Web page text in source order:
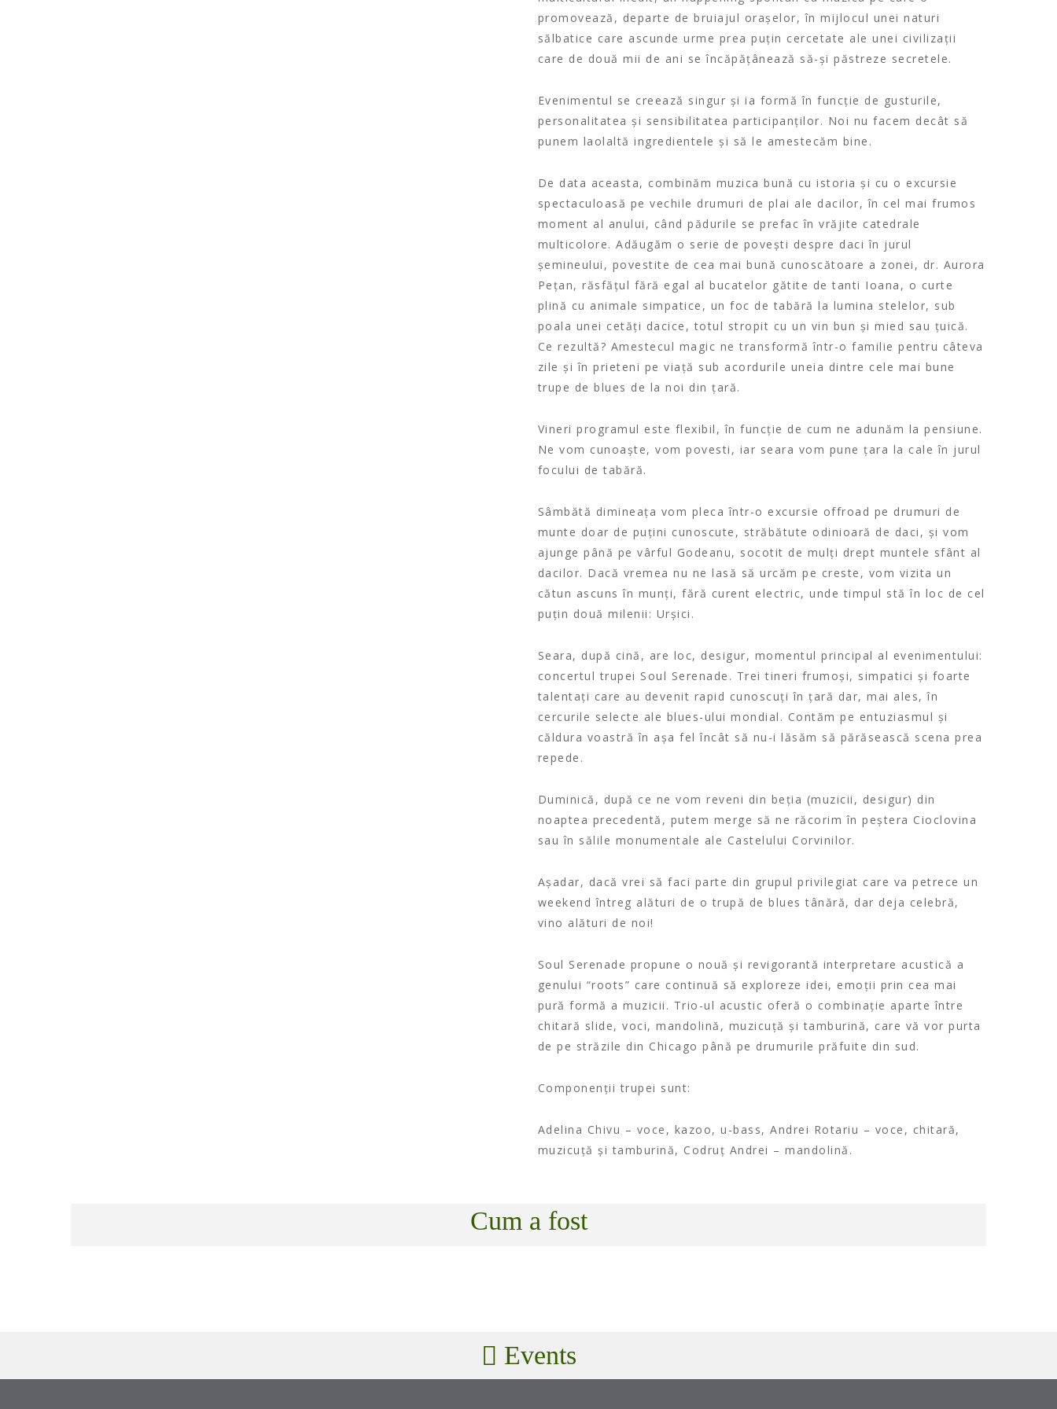
promovează, departe de bruiajul orașelor, în mijlocul unei naturi
sălbatice care ascunde urme prea puțin cercetate ale unei civilizații
care de două mii de ani se încăpățânează să-și păstreze secretele.
Evenimentul se creează singur și ia formă în funcție de gusturile,
personalitatea și sensibilitatea participanților. Noi nu facem decât să
punem laolaltă ingredientele și să le amestecăm bine.
De data aceasta, combinăm muzica bună cu istoria și cu o excursie
spectaculoasă pe vechile drumuri de plai ale dacilor, în cel mai frumos
moment al anului, când pădurile se prefac în vrăjite catedrale
multicolore. Adăugăm o serie de povești despre daci în jurul
șemineului, povestite de cea mai bună cunoscătoare a zonei, dr. Aurora
Pețan, răsfățul fără egal al bucatelor gătite de tanti Ioana, o curte
plină cu animale simpatice, un foc de tabără la lumina stelelor, sub
poala unei cetăți dacice, totul stropit cu un vin bun și mied sau țuică.
Ce rezultă? Amestecul magic ne transformă într-o familie pentru câteva
zile și în prieteni pe viață sub acordurile uneia dintre cele mai bune
trupe de blues de la noi din țară.
Vineri programul este flexibil, în funcție de cum ne adunăm la pensiune.
Ne vom cunoaște, vom povesti, iar seara vom pune țara la cale în jurul
focului de tabără.
Sâmbătă dimineața vom pleca într-o excursie offroad pe drumuri de
munte doar de puțini cunoscute, străbătute odinioară de daci, și vom
ajunge până pe vârful Godeanu, socotit de mulți drept muntele sfânt al
dacilor. Dacă vremea nu ne lasă să urcăm pe creste, vom vizita un
cătun ascuns în munți, fără curent electric, unde timpul stă în loc de cel
puțin două milenii: Urșici.
Seara, după cină, are loc, desigur, momentul principal al evenimentului:
concertul trupei Soul Serenade. Trei tineri frumoși, simpatici și foarte
talentați care au devenit rapid cunoscuți în țară dar, mai ales, în
cercurile selecte ale blues-ului mondial. Contăm pe entuziasmul și
căldura voastră în așa fel încât să nu-i lăsăm să părăsească scena prea
repede.
Duminică, după ce ne vom reveni din beția (muzicii, desigur) din
noaptea precedentă, putem merge să ne răcorim în peștera Cioclovina
sau în sălile monumentale ale Castelului Corvinilor.
Așadar, dacă vrei să faci parte din grupul privilegiat care va petrece un
weekend întreg alături de o trupă de blues tânără, dar deja celebră,
vino alături de noi!
Soul Serenade propune o nouă și revigorantă interpretare acustică a
genului “roots” care continuă să exploreze idei, emoții prin cea mai
pură formă a muzicii. Trio-ul acustic oferă o combinație aparte între
chitară slide, voci, mandolină, muzicuță și tamburină, care vă vor purta
de pe străzile din Chicago până pe drumurile prăfuite din sud.
Componenții trupei sunt:
Adelina Chivu – voce, kazoo, u-bass, Andrei Rotariu – voce, chitară,
muzicuță și tamburină, Codruț Andrei – mandolină.
Cum a fost
Events